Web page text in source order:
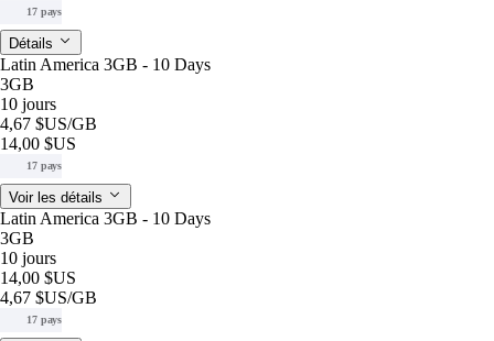
17 pays
Détails
Latin America 3GB - 10 Days
3GB
10 jours
4,67 $US/GB
14,00 $US
17 pays
Voir les détails
Latin America 3GB - 10 Days
3GB
10 jours
14,00 $US
4,67 $US/GB
17 pays